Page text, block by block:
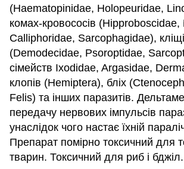
(Наеmatopinidae, Holopeuridae,
комах-кровососів (Нipproboscidae,
Calliphoridae, Sarcophagidae),
(Demodecidae, Psoroptidae,
сімейств Ixodidae, Argasidae,
клопів (Hemiptera), бліх
Felis) та інших паразитів.
передачу нервових імпульсів
унаслідок чого настає їхній
Препарат помірно токсичний для
тварин. Токсичний для риб і бджіл.